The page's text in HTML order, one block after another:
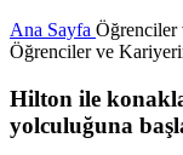
Ana Sayfa Öğrenciler
Öğrenciler ve
Hilton ile
yolculuğuna